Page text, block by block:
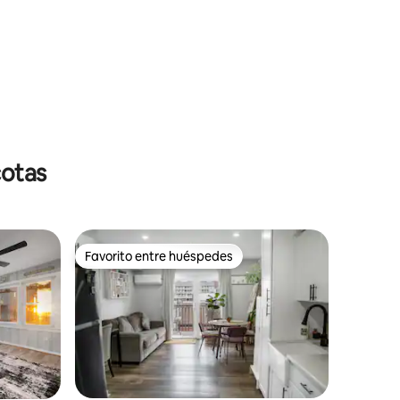
Favorito entre huéspedes
Favorito entre huéspedes